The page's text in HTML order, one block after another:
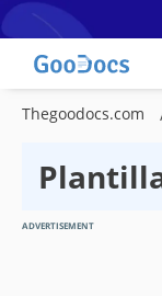
Thegoodocs.com
ADVERTISEMENT